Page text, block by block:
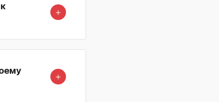
＋
＋